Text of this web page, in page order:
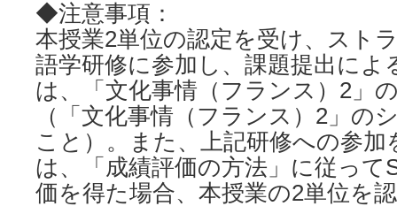
◆注意事項：
本授業2単位の認定を受け、スト
語学研修に参加し、課題提出によ
は、「文化事情（フランス）2」
（「文化事情（フランス）2」の
こと）。また、上記研修への参
は、「成績評価の方法」に従って
価を得た場合、本授業の2単位を